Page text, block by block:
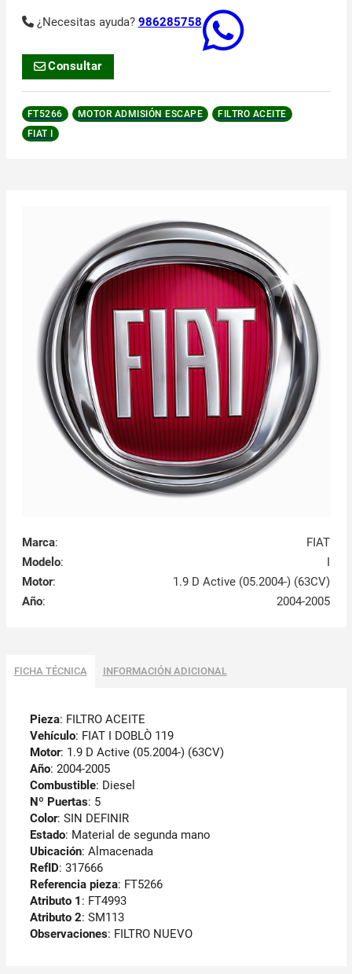
¿Necesitas ayuda? 986285758
Consultar
FT5266 MOTOR ADMISIÓN ESCAPE
FILTRO ACEITE
FIAT I
Marca:
FIAT
Modelo:
I
Motor:
1.9 D Active (05.2004-) (63CV)
Año: 2004-2005
FICHA TÉCNICA INFORMACIÓN ADICIONAL
Pieza: FILTRO ACEITE
Vehículo: FIAT I DOBLÒ 119
Motor: 1.9 D Active (05.2004-) (63CV)
Año: 2004-2005
Combustible: Diesel
Nº Puertas: 5
Color: SIN DEFINIR
Estado: Material de segunda mano
Ubicación: Almacenada
RefID: 317666
Referencia pieza: FT5266
Atributo 1 : FT4993
Atributo 2: SM113
Observaciones: FILTRO NUEVO